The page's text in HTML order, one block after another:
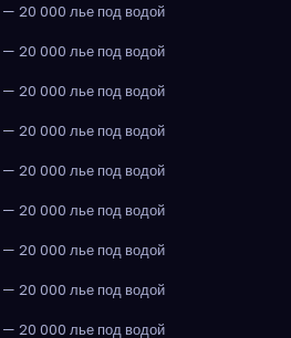
20 000 лье под водой
20 000 лье под водой
20 000 лье под водой
20 000 лье под водой
20 000 лье под водой
20 000 лье под водой
20 000 лье под водой
20 000 лье под водой
20 000 лье под водой